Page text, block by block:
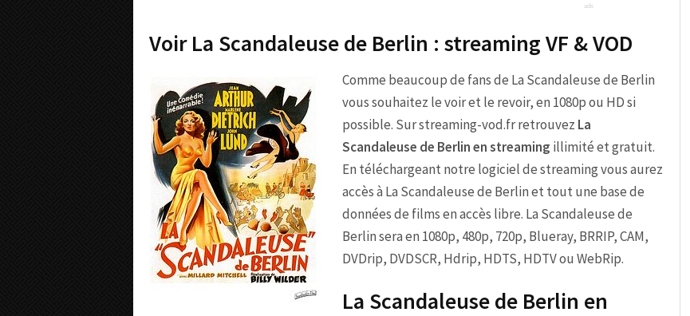
Voir La Scandaleuse de Berlin : streaming VF & VOD
Comme beaucoup de fans de La Scandaleuse de Berlin
vous souhaitez le voir et le revoir, en 1080p ou HD si
possible. Sur streaming-vod.fr retrouvez La
Scandaleuse de Berlin en streaming illimité et gratuit.
En téléchargeant notre logiciel de streaming vous aurez
accès à La Scandaleuse de Berlin et tout une base de
données de films en accès libre. La Scandaleuse de
Berlin sera en 1080p, 480p, 720p, Blueray, BRRIP, CAM,
DVDrip, DVDSCR, Hdrip, HDTS, HDTV ou WebRip.
La Scandaleuse de Berlin en